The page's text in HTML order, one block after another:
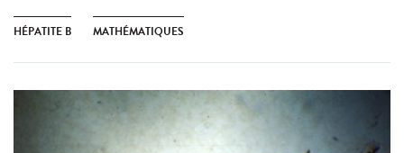
HÉPATITE B MATHÉMATIQUES